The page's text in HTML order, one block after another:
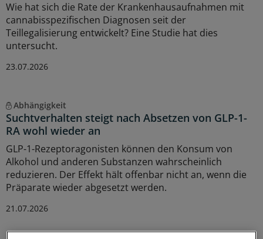
Wie hat sich die Rate der Krankenhausaufnahmen mit
cannabisspezifischen Diagnosen seit der
Teillegalisierung entwickelt? Eine Studie hat dies
untersucht.
23.07.2026
Abhängigkeit
Suchtverhalten steigt nach Absetzen von GLP-1-
RA wohl wieder an
GLP-1-Rezeptoragonisten können den Konsum von
Alkohol und anderen Substanzen wahrscheinlich
reduzieren. Der Effekt hält offenbar nicht an, wenn die
Präparate wieder abgesetzt werden.
21.07.2026